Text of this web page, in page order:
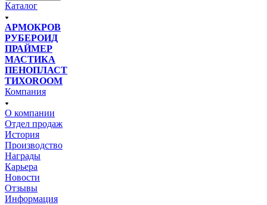
Каталог
АРМОКРОВ
РУБЕРОИД
ПРАЙМЕР
МАСТИКА
ПЕНОПЛАСТ
ТИХОROOM
Компания
О компании
Отдел продаж
История
Производство
Награды
Карьера
Новости
Отзывы
Информация